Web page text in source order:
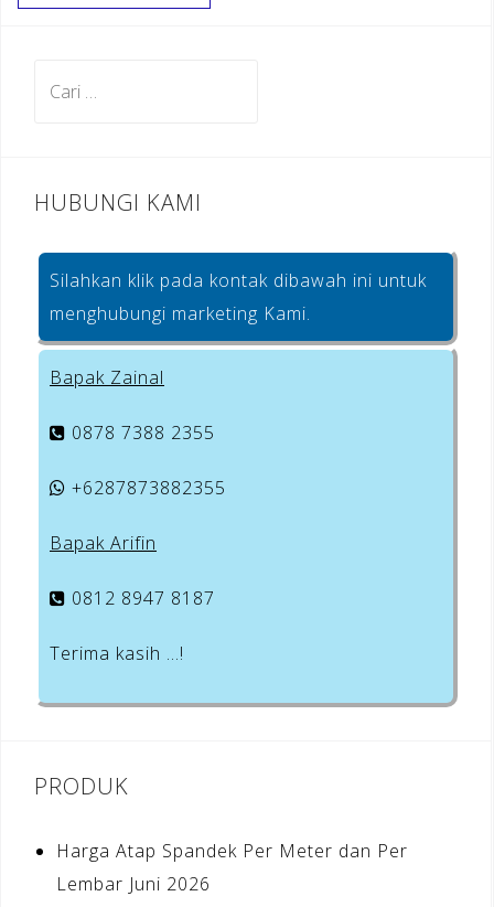
b
o
a e
HUBUNGI KAMI
Silahkan klik pada kontak dibawah ini untuk
menghubungi marketing Kami.
Bapak Zainal
0878 7388 2355
+6287873882355
Bapak Arifin
0812 8947 8187
Terima kasih …!
PRODUK
Harga Atap Spandek Per Meter dan Per
Lembar Juni 2026